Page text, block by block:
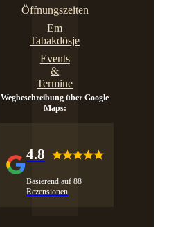
Öffnungszeiten
Em
Tabakdösje
Events
&
Termine
Wegbeschreibung über Google
Maps:
4.8
Basierend auf 88
Rezensionen